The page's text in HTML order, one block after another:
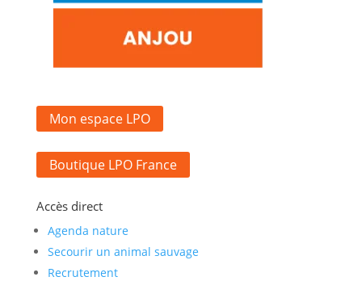
Mon espace LPO
Boutique LPO France
Accès direct
Agenda nature
Secourir un animal sauvage
Recrutement